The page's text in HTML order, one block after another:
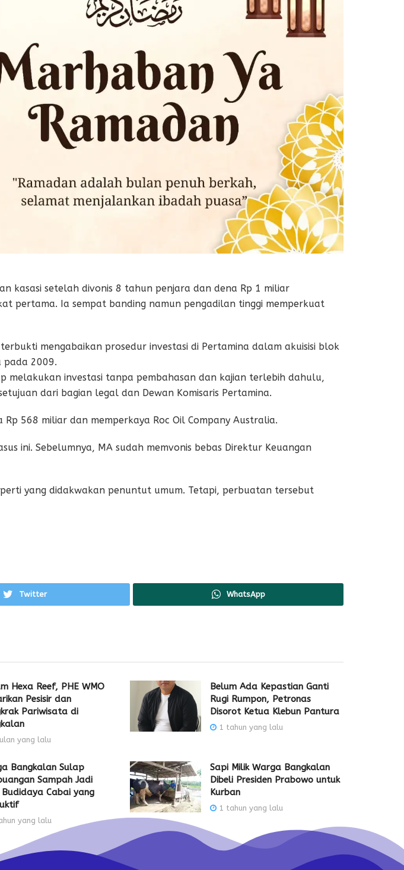
kasasi setelah divonis 8 tahun penjara dan dena Rp 1 miliar
pertama. Ia sempat banding namun pengadilan tinggi memperkuat
mengabaikan prosedur investasi di Pertamina dalam akuisisi blok
pada 2009.
melakukan investasi tanpa pembahasan dan kajian terlebih dahulu,
dari bagian legal dan Dewan Komisaris Pertamina.
568 miliar dan memperkaya Roc Oil Company Australia.
ini. Sebelumnya, MA sudah memvonis bebas Direktur Keuangan
yang didakwakan penuntut umum. Tetapi, perbuatan tersebut
Twitter WhatsApp
Hexa Reef, PHE WMO
Pesisir dan
Pariwisata di
yang lalu
Belum Ada Kepastian Ganti
Rugi Rumpon, Petronas
Disorot Ketua Klebun Pantura
1 tahun yang lalu
Bangkalan Sulap
Sampah Jadi
Cabai yang
yang lalu
Sapi Milik Warga Bangkalan
Dibeli Presiden Prabowo untuk
Kurban
1 tahun yang lalu